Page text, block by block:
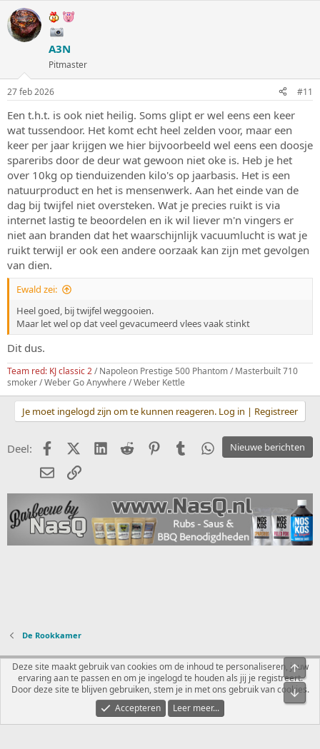
r
d
e
e
:
A3N
Pitmaster
27 feb 2026 #11
Een t.h.t. is ook niet heilig. Soms glipt er wel eens een keer
wat tussendoor. Het komt echt heel zelden voor, maar een
keer per jaar krijgen we hier bijvoorbeeld wel eens een doosje
spareribs door de deur wat gewoon niet oke is. Heb je het
over 10kg op tienduizenden kilo's op jaarbasis. Het is een
natuurproduct en het is mensenwerk. Aan het einde van de
dag bij twijfel niet oversteken. Wat je precies ruikt is via
internet lastig te beoordelen en ik wil liever m'n vingers er
niet aan branden dat het waarschijnlijk vacuumlucht is wat je
ruikt terwijl er ook een andere oorzaak kan zijn met gevolgen
van dien.
Ewald zei:
Heel goed, bij twijfel weggooien.
Maar let wel op dat veel gevacumeerd vlees vaak stinkt
Dit dus.
Team red: KJ classic 2/ Napoleon Prestige 500 Phantom / Masterbuilt 710
smoker / Weber Go Anywhere / Weber Kettle
Je moet ingelogd zijn om te kunnen reageren. Log in | Registreer
Nieuwe berichten
Deel: FacebookX (Twitter)
LinkedIn
Reddit PinterestTumblrWhatsApp
E-mailkoppeling
De Rookkamer
Nederlands
Contact
Voorwaarden en regels Privacybeleid Help
R
S
Community platform by XenForo ® © 2010-2026 XenForo Ltd.
Deze site maakt gebruik van cookies om de inhoud te personaliseren, jouw
ervaring aan te passen en om je ingelogd te houden als jij je registreert.
Door deze site te blijven gebruiken, stem je in met ons gebruik van cookies.
Accepteren
Leer meer...